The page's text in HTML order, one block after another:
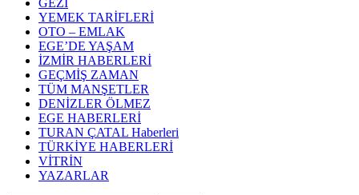
GEZİ
YEMEK TARİFLERİ
OTO – EMLAK
EGE’DE YAŞAM
İZMİR HABERLERİ
GEÇMİŞ ZAMAN
TÜM MANŞETLER
DENİZLER ÖLMEZ
EGE HABERLERİ
TURAN ÇATAL Haberleri
TÜRKİYE HABERLERİ
VİTRİN
YAZARLAR